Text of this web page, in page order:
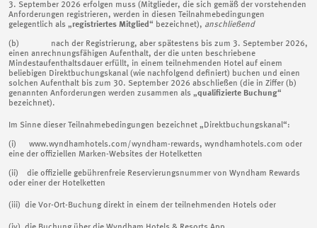
3. September 2026 erfolgen muss (Mitglieder, die sich gemäß der vorstehenden
Anforderungen registrieren, werden in diesen Teilnahmebedingungen
gelegentlich als „registriertes Mitglied“ bezeichnet), anschließend
(b) nach der Registrierung, aber spätestens bis zum 3. September 2026,
einen anrechnungsfähigen Aufenthalt, der die unten beschriebene
Mindestaufenthaltsdauer erfüllt, in einem teilnehmenden Hotel auf einem
beliebigen Direktbuchungskanal (wie nachfolgend definiert) buchen und einen
solchen Aufenthalt bis zum 30. September 2026 abschließen (die in Ziffer (b)
genannten Anforderungen werden zusammen als „qualifizierte Buchung“
bezeichnet).
Im Sinne dieser Teilnahmebedingungen bezeichnet „Direktbuchungskanal“:
(i) www.wyndhamhotels.com/wyndham-rewards, wyndhamhotels.com oder
eine der offiziellen Marken-Websites der Hotelketten
(ii) die offizielle gebührenfreie Reservierungsnummer von Wyndham Rewards
oder einer der Hotelketten
(iii) die Vor-Ort-Buchung direkt in einem der teilnehmenden Hotels oder